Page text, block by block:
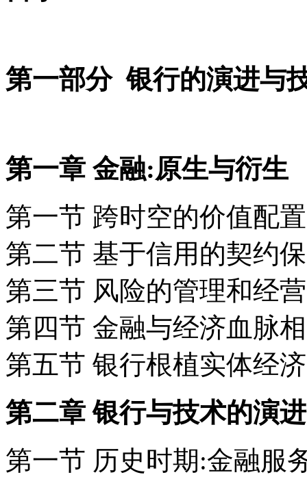
第一部分 银行的演进与
第一章 金融:原生与衍生
第一节 跨时空的价值配置
第二节 基于信用的契约
第三节 风险的管理和经营
第四节 金融与经济血脉
第五节 银行根植实体经济
第二章 银行与技术的演
第一节 历史时期:金融服